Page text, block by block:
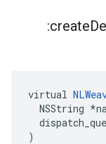
create
virtual
NSString
)